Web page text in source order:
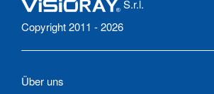
S.r.l.
Copyright 2011 - 2026
Über uns